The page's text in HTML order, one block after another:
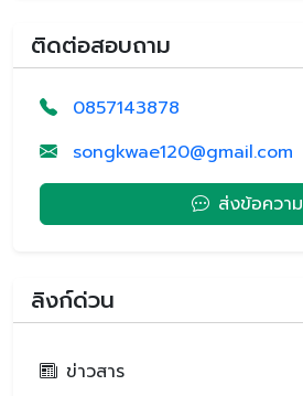
ติดต่อสอบถาม
0857143878
songkwae120@gmail.com
ส่งข้อความ
ลิงก์ด่วน
ข่าวสาร